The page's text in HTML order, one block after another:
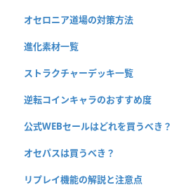
オセロニア道場の対策方法
進化素材一覧
ストラクチャーデッキ一覧
逆転コインキャラのおすすめ度
公式WEBセールはどれを買うべき？
オセパスは買うべき？
リプレイ機能の解説と注意点